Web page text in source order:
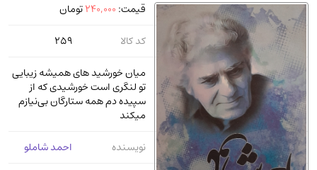
ورزشی و تربیت بدنی(34)
آشپزی و خوراکی(25)
سرگرمی و بازی (7)
سیاسی(116)
رمان و داستان خارجی(489)
حقوقی و قانون(47)
کتاب های مصور رنگی و گلاسه(23)
قیمت: 240,000تومان
کد کالا
259
میان خورشید های همیشه زیبایی
تو لنگری است خورشیدی که از
سپیده دم همه ستارگان بی‌نیازم
میکند
نویسنده
احمد شاملو